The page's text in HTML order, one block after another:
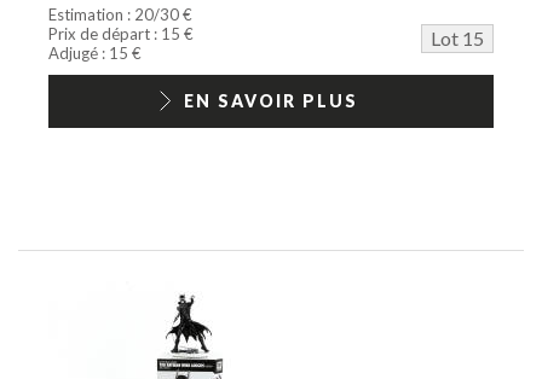
Estimation : 20/30 €
Prix de départ : 15 €
Lot 15
Adjugé : 15 €
EN SAVOIR PLUS